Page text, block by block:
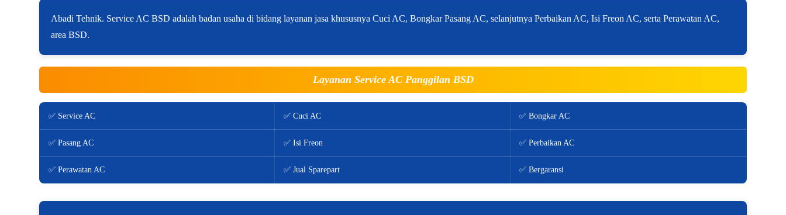
Abadi Tehnik. Service AC BSD adalah badan usaha di bidang layanan jasa khususnya Cuci AC, Bongkar Pasang AC, selanjutnya Perbaikan AC, Isi Freon AC, serta Perawatan AC,
area BSD.
Layanan Service AC Panggilan BSD
✅ Service AC ✅ Cuci AC ✅ Bongkar AC
✅ Pasang AC ✅ Isi Freon ✅ Perbaikan AC
✅ Perawatan AC ✅ Jual Sparepart ✅ Bergaransi